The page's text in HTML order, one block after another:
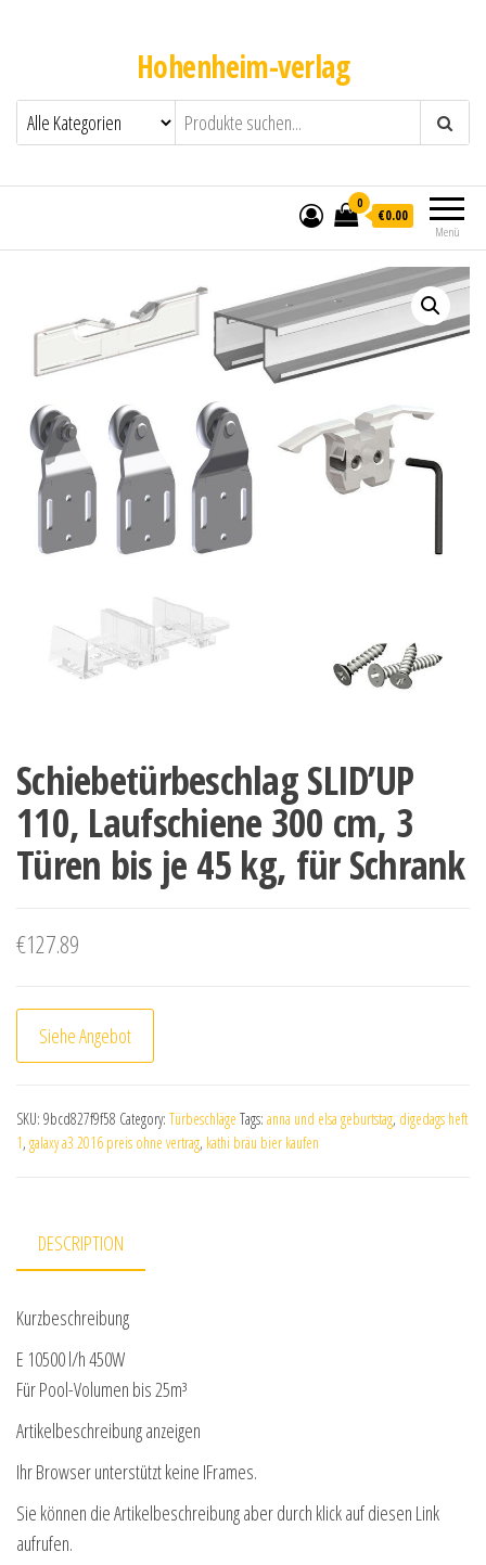
Hohenheim-verlag
Menü
0
€0.00
Schiebetürbeschlag SLID’UP
110, Laufschiene 300 cm, 3
Türen bis je 45 kg, für Schrank
€127.89
Siehe Angebot
SKU: 9bcd827f9f58 Category: Türbeschläge Tags: anna und elsa geburtstag, digedags heft
1, galaxy a3 2016 preis ohne vertrag, kathi bräu bier kaufen
DESCRIPTION
Kurzbeschreibung
E 10500 l/h 450W
Für Pool-Volumen bis 25m³
Artikelbeschreibung anzeigen
Ihr Browser unterstützt keine IFrames.
Sie können die Artikelbeschreibung aber durch klick auf diesen Link
aufrufen.